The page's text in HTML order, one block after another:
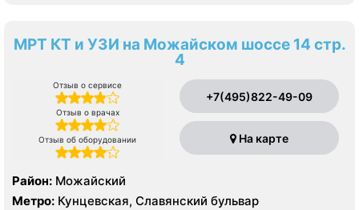
МРТ КТ и УЗИ на Можайском шоссе 14 стр.
4
Отзыв о сервисе
Отзыв о врачах
Отзыв об оборудовании
+7(495)822-49-09
На карте
Район: Можайский
Метро: Кунцевская, Славянский бульвар